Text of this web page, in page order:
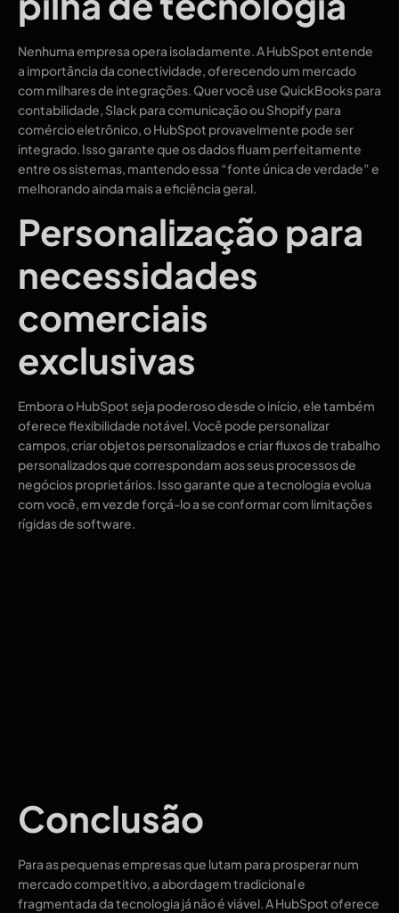
Nenhuma empresa opera isoladamente. A HubSpot entende
a importância da conectividade, oferecendo um mercado
com milhares de integrações. Quer você use QuickBooks para
contabilidade, Slack para comunicação ou Shopify para
comércio eletrônico, o HubSpot provavelmente pode ser
integrado. Isso garante que os dados fluam perfeitamente
entre os sistemas, mantendo essa “fonte única de verdade” e
melhorando ainda mais a eficiência geral.
Personalização para
necessidades
comerciais
exclusivas
Embora o HubSpot seja poderoso desde o início, ele também
oferece flexibilidade notável. Você pode personalizar
campos, criar objetos personalizados e criar fluxos de trabalho
personalizados que correspondam aos seus processos de
negócios proprietários. Isso garante que a tecnologia evolua
com você, em vez de forçá-lo a se conformar com limitações
rígidas de software.
Conclusão
Para as pequenas empresas que lutam para prosperar num
mercado competitivo, a abordagem tradicional e
fragmentada da tecnologia já não é viável. A HubSpot oferece